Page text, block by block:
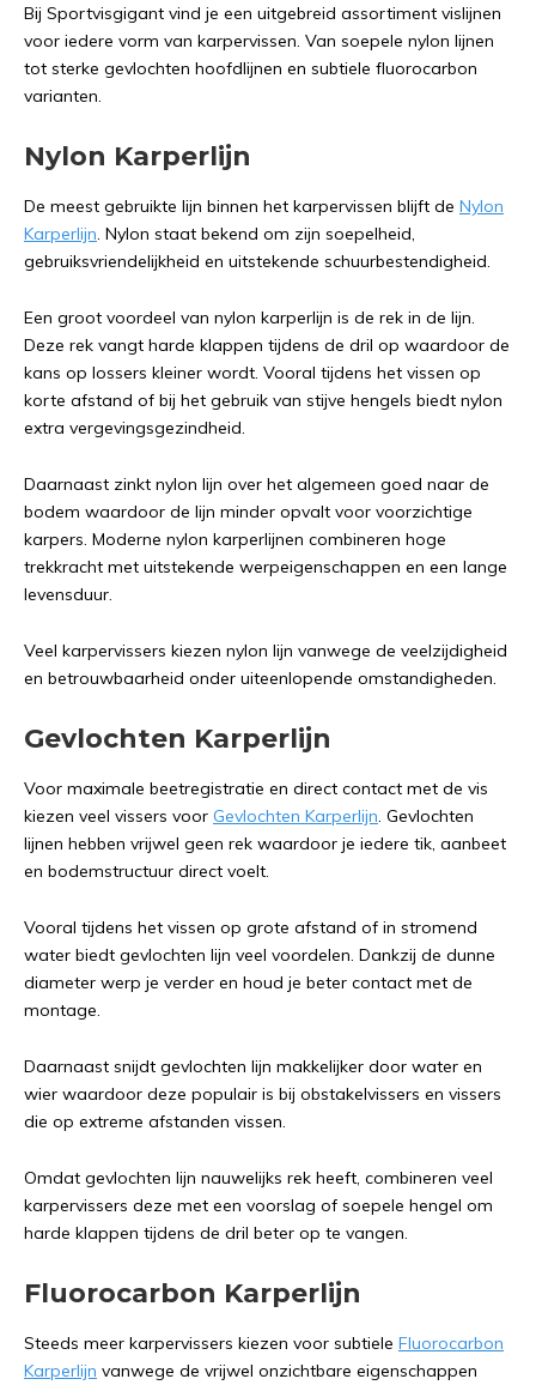
Bij Sportvisgigant vind je een uitgebreid assortiment vislijnen
voor iedere vorm van karpervissen. Van soepele nylon lijnen
tot sterke gevlochten hoofdlijnen en subtiele fluorocarbon
varianten.
Nylon Karperlijn
De meest gebruikte lijn binnen het karpervissen blijft de Nylon
Karperlijn. Nylon staat bekend om zijn soepelheid,
gebruiksvriendelijkheid en uitstekende schuurbestendigheid.
Een groot voordeel van nylon karperlijn is de rek in de lijn.
Deze rek vangt harde klappen tijdens de dril op waardoor de
kans op lossers kleiner wordt. Vooral tijdens het vissen op
korte afstand of bij het gebruik van stijve hengels biedt nylon
extra vergevingsgezindheid.
Daarnaast zinkt nylon lijn over het algemeen goed naar de
bodem waardoor de lijn minder opvalt voor voorzichtige
karpers. Moderne nylon karperlijnen combineren hoge
trekkracht met uitstekende werpeigenschappen en een lange
levensduur.
Veel karpervissers kiezen nylon lijn vanwege de veelzijdigheid
en betrouwbaarheid onder uiteenlopende omstandigheden.
Gevlochten Karperlijn
Voor maximale beetregistratie en direct contact met de vis
kiezen veel vissers voor Gevlochten Karperlijn. Gevlochten
lijnen hebben vrijwel geen rek waardoor je iedere tik, aanbeet
en bodemstructuur direct voelt.
Vooral tijdens het vissen op grote afstand of in stromend
water biedt gevlochten lijn veel voordelen. Dankzij de dunne
diameter werp je verder en houd je beter contact met de
montage.
Daarnaast snijdt gevlochten lijn makkelijker door water en
wier waardoor deze populair is bij obstakelvissers en vissers
die op extreme afstanden vissen.
Omdat gevlochten lijn nauwelijks rek heeft, combineren veel
karpervissers deze met een voorslag of soepele hengel om
harde klappen tijdens de dril beter op te vangen.
Fluorocarbon Karperlijn
Steeds meer karpervissers kiezen voor subtiele Fluorocarbon
Karperlijn vanwege de vrijwel onzichtbare eigenschappen